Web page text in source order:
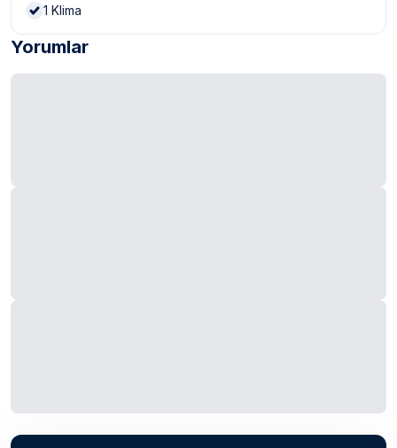
1 Klima
Yorumlar